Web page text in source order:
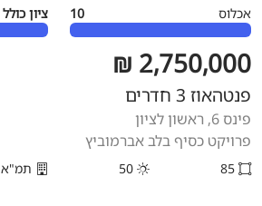
אכלוס 10 ציון כולל
2,750,000 ₪
פנטהאוז 3 חדרים
פינס 6, ראשון לציון
פרויקט כסיף בלב אברמוביץ
תמ"א 38